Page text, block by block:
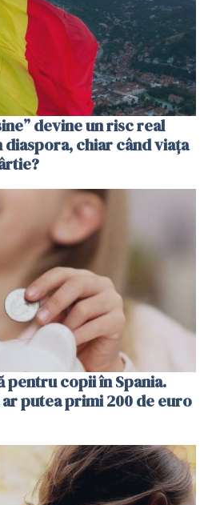
devine un risc real
chiar când viața
pentru copii în Spania.
putea primi 200 de euro